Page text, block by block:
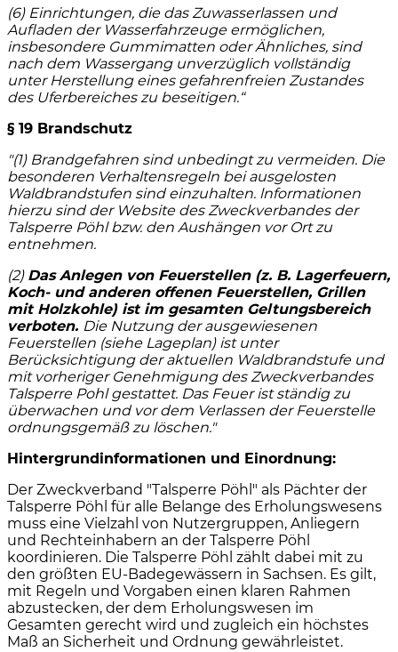
(6) Einrichtungen, die das Zuwasserlassen und
Aufladen der Wasserfahrzeuge ermöglichen,
insbesondere Gummimatten oder Ähnliches, sind
nach dem Wassergang unverzüglich vollständig
unter Herstellung eines gefahrenfreien Zustandes
des Uferbereiches zu beseitigen.“
§ 19 Brandschutz
"(1) Brandgefahren sind unbedingt zu vermeiden. Die
besonderen Verhaltensregeln bei ausgelosten
Waldbrandstufen sind einzuhalten. lnformationen
hierzu sind der Website des Zweckverbandes der
Talsperre Pöhl bzw. den Aushängen vor Ort zu
entnehmen.
(2) Das Anlegen von Feuerstellen (z. B. Lagerfeuern,
Koch- und anderen offenen Feuerstellen, Grillen
mit Holzkohle) ist im gesamten Geltungsbereich
verboten. Die Nutzung der ausgewiesenen
Feuerstellen (siehe Lageplan) ist unter
Berücksichtigung der aktuellen Waldbrandstufe und
mit vorheriger Genehmigung des Zweckverbandes
Talsperre Pohl gestattet. Das Feuer ist ständig zu
überwachen und vor dem Verlassen der Feuerstelle
ordnungsgemäß zu löschen."
Hintergrundinformationen und Einordnung:
Der Zweckverband "Talsperre Pöhl" als Pächter der
Talsperre Pöhl für alle Belange des Erholungswesens
muss eine Vielzahl von Nutzergruppen, Anliegern
und Rechteinhabern an der Talsperre Pöhl
koordinieren. Die Talsperre Pöhl zählt dabei mit zu
den größten EU-Badegewässern in Sachsen. Es gilt,
mit Regeln und Vorgaben einen klaren Rahmen
abzustecken, der dem Erholungswesen im
Gesamten gerecht wird und zugleich ein höchstes
Maß an Sicherheit und Ordnung gewährleistet.